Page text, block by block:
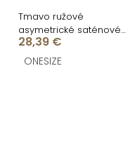
Tmavo ružové
asymetrické saténové
šaty ROULES
28,39 €
ONESIZE